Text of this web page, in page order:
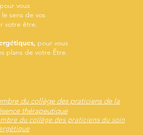
pour vous
sens de vos
votre être.
pour vous
plans de votre Être.
du collège des praticiens de la
thérapeutique
du collège des praticiens du soin